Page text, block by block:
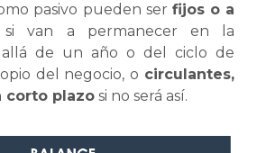
pasivo pueden ser fijos o a
van a permanecer en la
allá de un año o del ciclo de
del negocio, o circulantes,
corto plazo si no será así.